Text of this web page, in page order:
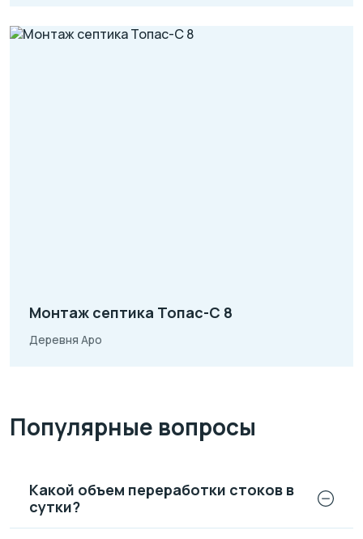
Монтаж септика Топас-С 8
Деревня Аро
Популярные вопросы
Какой объем переработки стоков в
сутки?